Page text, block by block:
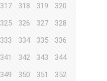
317 318 319
320
325 326 327
328
333 334 335
336
341 342 343
344
349 350 351
352